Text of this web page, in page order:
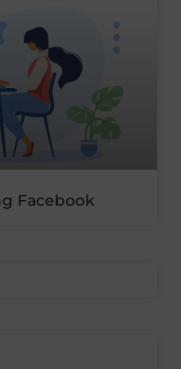
Facebook